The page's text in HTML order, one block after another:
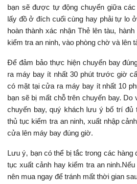
bạn sẽ được tự động chuyển giữa
lấy đồ ở đích cuối cùng hay phải tự lo
hoàn thành xác nhận Thẻ lên tàu,
kiểm tra an ninh, vào phòng chờ và lên
Để đảm bảo thực hiện chuyến bay
ra máy bay ít nhất 30 phút trước giờ
có mặt tại cửa ra máy bay ít nhất 10
bạn sẽ bị mất chỗ trên chuyến bay. Do
chuyến bay, quý khách lưu ý bố trí đủ
thủ tục kiểm tra an ninh, xuất nhập
cửa lên máy bay đúng giờ.
Lưu ý, bạn có thể bị tắc trong các
tục xuất cảnh hay kiểm tra an
nên mua ngay để tránh mất thời gian